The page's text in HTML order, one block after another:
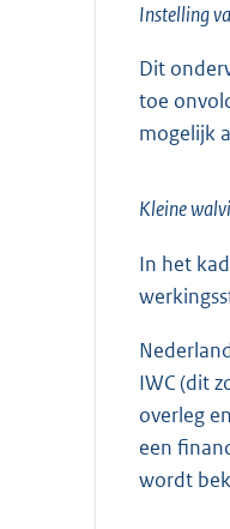
Instelling
Dit
toe
mogelijk
Kleine
In het
IWC (dit
overleg
een
wordt